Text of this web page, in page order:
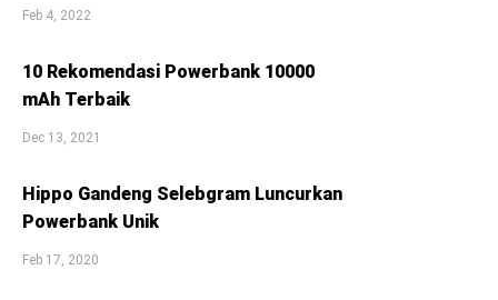
Feb 4, 2022
10 Rekomendasi Powerbank 10000
mAh Terbaik
Dec 13, 2021
Hippo Gandeng Selebgram Luncurkan
Powerbank Unik
Feb 17, 2020